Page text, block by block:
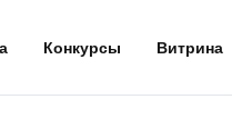
Конкурсы Витрина